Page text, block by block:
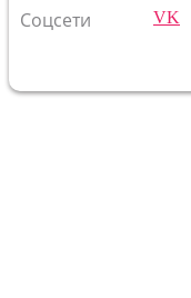
Соцсети
VK